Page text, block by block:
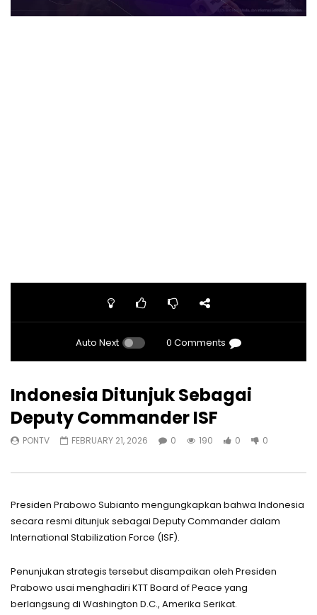
Auto Next 0 Comments
Indonesia Ditunjuk Sebagai
Deputy Commander ISF
PONTV FEBRUARY 21, 2026 0 190 0 0
Presiden Prabowo Subianto mengungkapkan bahwa Indonesia
secara resmi ditunjuk sebagai Deputy Commander dalam
International Stabilization Force (ISF).
Penunjukan strategis tersebut disampaikan oleh Presiden
Prabowo usai menghadiri KTT Board of Peace yang
berlangsung di Washington D.C., Amerika Serikat.